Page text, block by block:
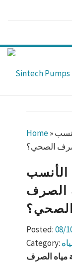
Home»
الصحي؟
الصرف
الصحي؟
Posted:08/
Category:
مياه الصرف